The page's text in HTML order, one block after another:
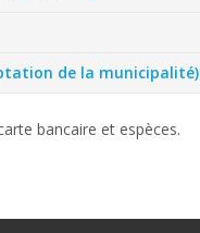
de la municipalité)
bancaire et espèces.